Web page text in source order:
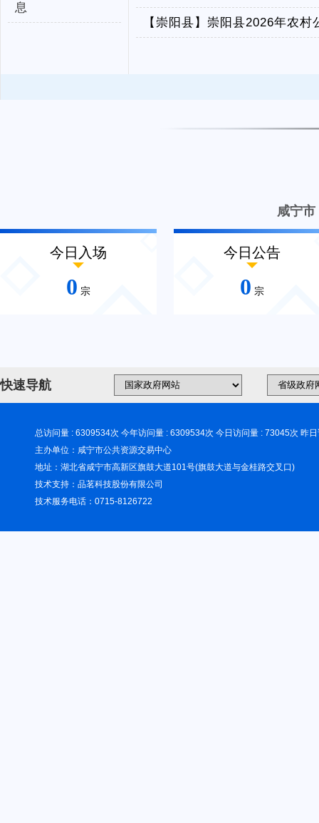
息
【崇阳县】 崇阳县2026年农村
咸宁市
今日入场
0 宗
今日公告
0 宗
快速导航
总访问量 : 6309534次 今年访问量 : 6309534次 今日访问量 : 73045次 昨
主办单位：咸宁市公共资源交易中心
地址：湖北省咸宁市高新区旗鼓大道101号(旗鼓大道与金桂路交叉口)
技术支持：品茗科技股份有限公司
技术服务电话：0715-8126722